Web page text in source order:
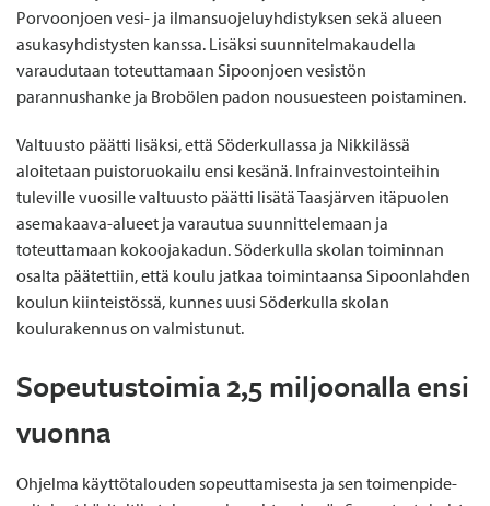
Porvoonjoen vesi- ja ilmansuojeluyhdistyksen sekä alueen
asukasyhdistysten kanssa. Lisäksi suunnitelmakaudella
varaudutaan toteuttamaan Sipoonjoen vesistön
parannushanke ja Brobölen padon nousuesteen poistaminen.
Valtuusto päätti lisäksi, että Söderkullassa ja Nikkilässä
aloitetaan puistoruokailu ensi kesänä. Infrainvestointeihin
tuleville vuosille valtuusto päätti lisätä Taasjärven itäpuolen
asemakaava-alueet ja varautua suunnittelemaan ja
toteuttamaan kokoojakadun. Söderkulla skolan toiminnan
osalta päätettiin, että koulu jatkaa toimintaansa Sipoonlahden
koulun kiinteistössä, kunnes uusi Söderkulla skolan
koulurakennus on valmistunut.
Sopeutustoimia 2,5 miljoonalla ensi
vuonna
Ohjelma käyttötalouden sopeuttamisesta ja sen toimenpide-